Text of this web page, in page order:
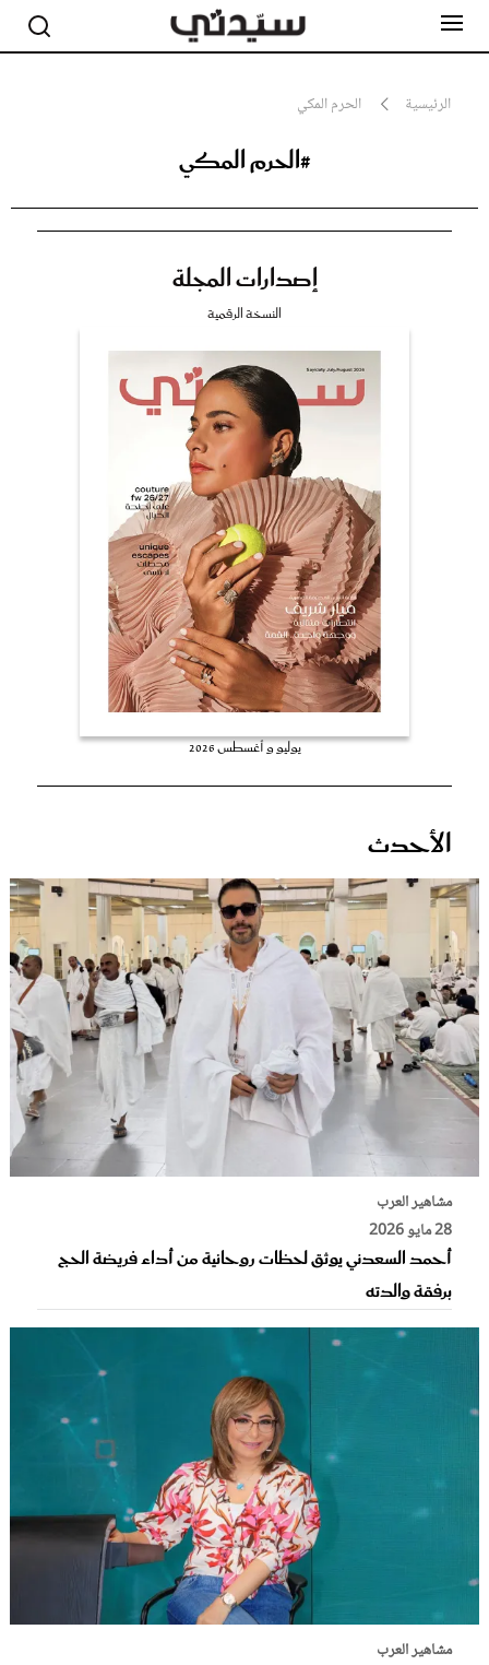
الرئيسية الحرم المكي
#الحرم المكي
إصدارات المجلة
النسخة الرقمية
يوليو و أغسطس 2026
الأحدث
مشاهير العرب
28 مايو 2026
أحمد السعدني يوثق لحظات روحانية من أداء فريضة الحج
برفقة والدته
مشاهير العرب
جمال
صحة ورشاقة
عروس سيدتي
غلاف رفمي